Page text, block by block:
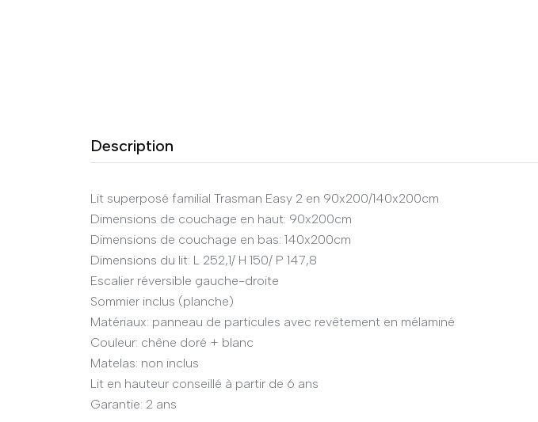
Description
Lit superposé familial Trasman Easy 2 en 90x200/140x200cm
Dimensions de couchage en haut: 90x200cm
Dimensions de couchage en bas: 140x200cm
Dimensions du lit: L 252,1/ H 150/ P 147,8
Escalier réversible gauche-droite
Sommier inclus (planche)
Matériaux: panneau de particules avec revêtement en mélaminé
Couleur: chêne doré + blanc
Matelas: non inclus
Lit en hauteur conseillé à partir de 6 ans
Garantie: 2 ans